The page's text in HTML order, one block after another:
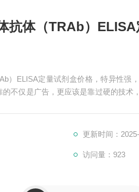
抗体（TRAb）
）ELISA定量试剂盒价格，特异性强
不仅是广告，更应该是靠过硬的技术
更新时间：
访问量：923